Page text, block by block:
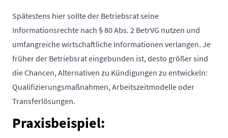
Spätestens hier sollte der Betriebsrat seine
Informationsrechte nach § 80 Abs. 2 BetrVG nutzen und
umfangreiche wirtschaftliche Informationen verlangen. Je
früher der Betriebsrat eingebunden ist, desto größer sind
die Chancen, Alternativen zu Kündigungen zu entwickeln:
Qualifizierungsmaßnahmen, Arbeitszeitmodelle oder
Transferlösungen.
Praxisbeispiel: